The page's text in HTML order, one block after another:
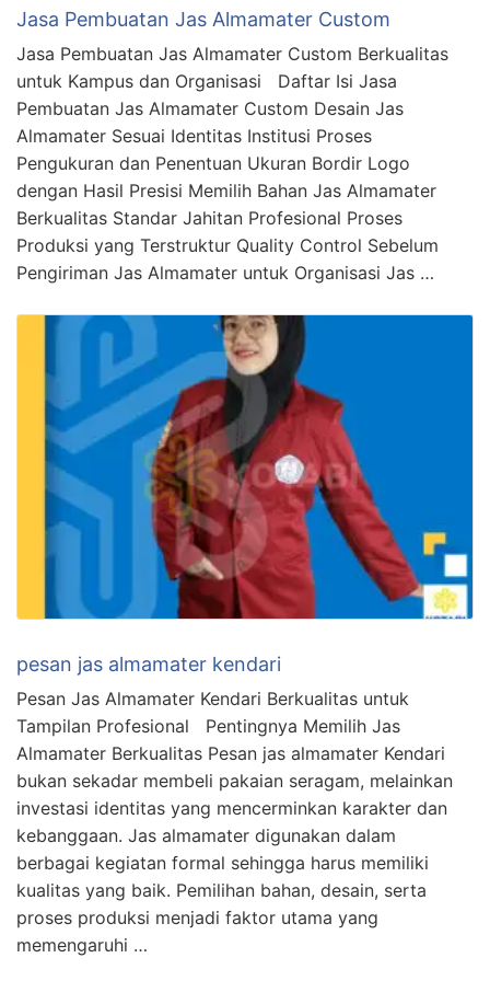
Jasa Pembuatan Jas Almamater Custom
Jasa Pembuatan Jas Almamater Custom Berkualitas
untuk Kampus dan Organisasi Daftar Isi Jasa
Pembuatan Jas Almamater Custom Desain Jas
Almamater Sesuai Identitas Institusi Proses
Pengukuran dan Penentuan Ukuran Bordir Logo
dengan Hasil Presisi Memilih Bahan Jas Almamater
Berkualitas Standar Jahitan Profesional Proses
Produksi yang Terstruktur Quality Control Sebelum
Pengiriman Jas Almamater untuk Organisasi Jas …
pesan jas almamater kendari
Pesan Jas Almamater Kendari Berkualitas untuk
Tampilan Profesional Pentingnya Memilih Jas
Almamater Berkualitas Pesan jas almamater Kendari
bukan sekadar membeli pakaian seragam, melainkan
investasi identitas yang mencerminkan karakter dan
kebanggaan. Jas almamater digunakan dalam
berbagai kegiatan formal sehingga harus memiliki
kualitas yang baik. Pemilihan bahan, desain, serta
proses produksi menjadi faktor utama yang
memengaruhi …